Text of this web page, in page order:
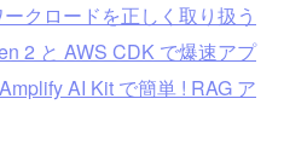
クロードを正しく取り扱う
2 と AWS CDK で爆速アプ
AI Kit で簡単 ! RAG ア